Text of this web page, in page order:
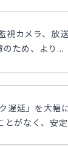
視カメラ、放
ため、より...
遅延」を大幅
とがなく、安